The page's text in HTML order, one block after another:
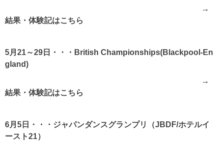
→
結果・体験記はこちら
5月21～29日・・・British Championships(Blackpool-En
gland)
→
結果・体験記はこちら
6月5日・・・ジャパンダンスグランプリ（JBDF/ホテルイ
ースト21）